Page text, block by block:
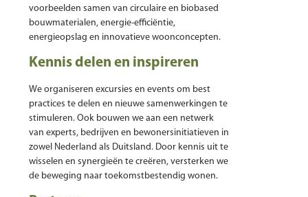
voorbeelden samen van circulaire en biobased
bouwmaterialen, energie-efficiëntie,
energieopslag en innovatieve woonconcepten.
Kennis delen en inspireren
We organiseren excursies en events om best
practices te delen en nieuwe samenwerkingen te
stimuleren. Ook bouwen we aan een netwerk
van experts, bedrijven en bewonersinitiatieven in
zowel Nederland als Duitsland. Door kennis uit te
wisselen en synergieën te creëren, versterken we
de beweging naar toekomstbestendig wonen.